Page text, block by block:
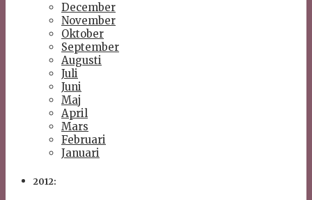
December
November
Oktober
September
Augusti
Juli
Juni
Maj
April
Mars
Februari
Januari
2012: